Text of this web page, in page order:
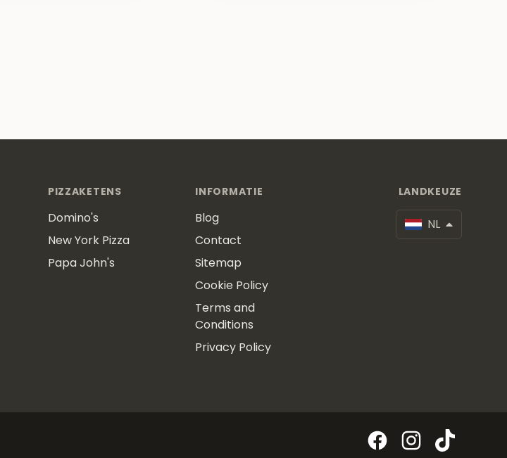
PIZZAKETENS
Domino's
New York Pizza
Papa John's
INFORMATIE
Blog
Contact
Sitemap
Cookie Policy
Terms and
Conditions
Privacy Policy
LANDKEUZE
NL
FacebookInstagram
TikTok